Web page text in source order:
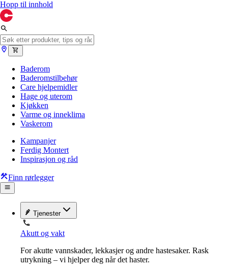
Hopp til innhold
Baderom
Baderomstilbehør
Care hjelpemidler
Hage og uterom
Kjøkken
Varme og inneklima
Vaskerom
Kampanjer
Ferdig Montert
Inspirasjon og råd
Finn rørlegger
Tjenester
Akutt og vakt
For akutte vannskader, lekkasjer og andre hastesaker. Rask
utrykning – vi hjelper deg når det haster.